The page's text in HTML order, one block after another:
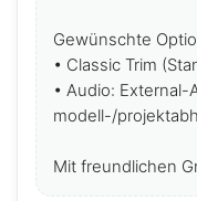
Gewünschte
• Classic Trim
• Audio: External-
modell-/
Mit freundlichen